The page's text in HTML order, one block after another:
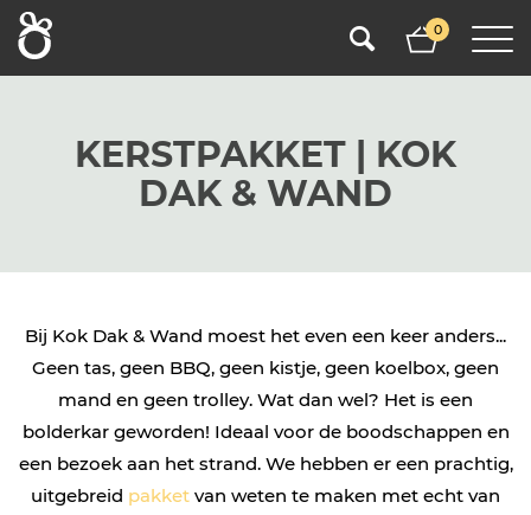
0
KERSTPAKKET | KOK
DAK & WAND
Bij Kok Dak & Wand moest het even een keer anders...
Geen tas, geen BBQ, geen kistje, geen koelbox, geen
mand en geen trolley. Wat dan wel? Het is een
bolderkar geworden! Ideaal voor de boodschappen en
een bezoek aan het strand. We hebben er een prachtig,
uitgebreid pakket van weten te maken met echt van